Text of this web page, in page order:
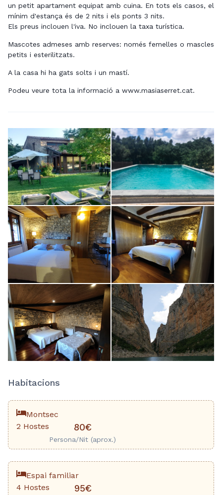
un petit apartament equipat amb cuina. En tots els casos, el
mínim d'estança és de 2 nits i els ponts 3 nits.
Els preus inclouen l'iva. No inclouen la taxa turística.
Mascotes admeses amb reserves: només femelles o mascles
petits i esterilitzats.
A la casa hi ha gats solts i un mastí.
Podeu veure tota la informació a www.masiaserret.cat.
Habitacions
Montsec
2 Hostes
80€
Persona/Nit (aprox.)
Espai familiar
4 Hostes
95€